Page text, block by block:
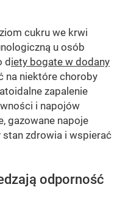
cukru we krwi
u osób
diety bogate w dodany
na niektóre choroby
zapalenie
i napojów
gazowane napoje
zdrowia i wspierać
odporność